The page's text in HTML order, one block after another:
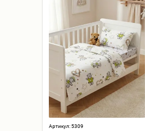
Артикул:5309